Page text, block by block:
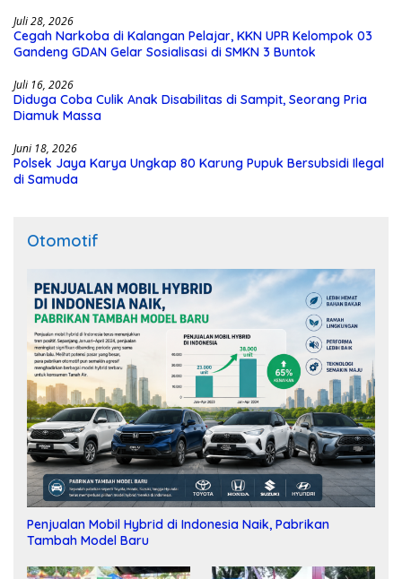
Juli 28, 2026
Cegah Narkoba di Kalangan Pelajar, KKN UPR Kelompok 03
Gandeng GDAN Gelar Sosialisasi di SMKN 3 Buntok
Juli 16, 2026
Diduga Coba Culik Anak Disabilitas di Sampit, Seorang Pria
Diamuk Massa
Juni 18, 2026
Polsek Jaya Karya Ungkap 80 Karung Pupuk Bersubsidi Ilegal
di Samuda
Otomotif
Penjualan Mobil Hybrid di Indonesia Naik, Pabrikan
Tambah Model Baru